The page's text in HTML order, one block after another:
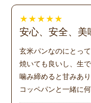
★ ★ ★ ★ ★
安心、安全、美
玄米パンなのにとって
焼いても良いし、生で
噛み締めると甘みあり
コッペパンと一緒に